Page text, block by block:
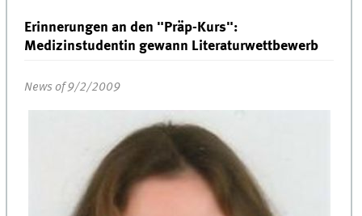
Erinnerungen an den "Präp-Kurs":
Medizinstudentin gewann Literaturwettbewerb
News of 9/2/2009